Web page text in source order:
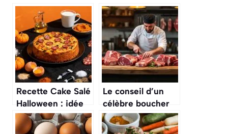
Recette Cake Salé
Halloween : idée
Terrifiante et
Délicieuse
Le conseil d’un
célèbre boucher
pour choisir la
meilleure pièce de